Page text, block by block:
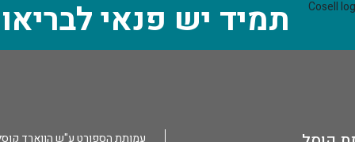
תמיד יש פנאי
עמותת הספורט ע"ש הווארד קוסל